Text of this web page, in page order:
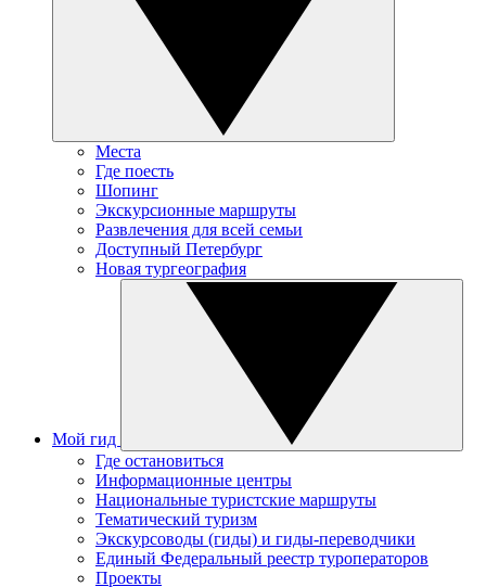
Места
Где поесть
Шопинг
Экскурсионные маршруты
Развлечения для всей семьи
Доступный Петербург
Новая тургеография
Мой гид
Где остановиться
Информационные центры
Национальные туристские маршруты
Тематический туризм
Экскурсоводы (гиды) и гиды-переводчики
Единый Федеральный реестр туроператоров
Проекты